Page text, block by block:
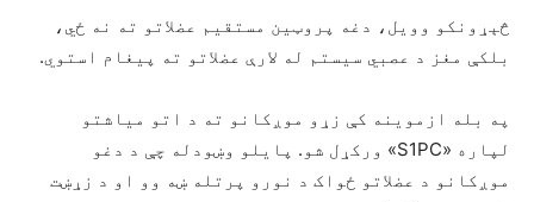
څېړونکو وویل، دغه پروټین مستقیم عضلاتو ته نه ځي،
بلکې مغز د عصبي سیستم له لارې عضلاتو ته پیغام استوي.
په بله ازموینه کې زړو موږکانو ته د اتو میاشتو
لپاره «S1PC» ورکړل شو. پایلو وښودله چې د دغو
موږکانو د عضلاتو ځواک د نورو پرتله ښه وو او د زړښت